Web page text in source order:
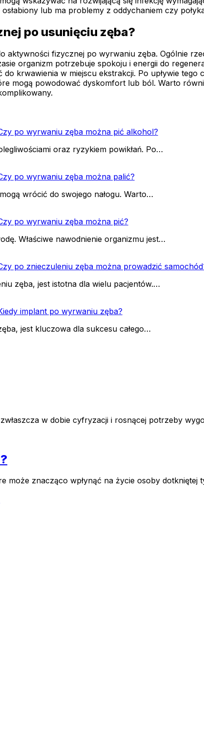
lub ma problemy z oddychaniem czy
po usunięciu zęba?
aktywności fizycznej po wyrwaniu zęba. Ogólnie
organizm potrzebuje spokoju i energii do
krwawienia w miejscu ekstrakcji. Po upływie
mogą powodować dyskomfort lub ból. Warto
po wyrwaniu zęba można pić alkohol?
oraz ryzykiem powikłań. Po…
po wyrwaniu zęba można palić?
wrócić do swojego nałogu. Warto…
po wyrwaniu zęba można pić?
Właściwe nawodnienie organizmu jest…
po znieczuleniu zęba można prowadzić
zęba, jest istotna dla wielu pacjentów.…
implant po wyrwaniu zęba?
jest kluczowa dla sukcesu całego…
w dobie cyfryzacji i rosnącej potrzeby
znacząco wpłynąć na życie osoby dotkniętej